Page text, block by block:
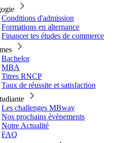
Conditions d'admission
Formations en alternance
Financer tes études de commerce
Bachelor
MBA
Titres RNCP
Taux de réussite et satisfaction
Les challenges MBway
Nos prochains évènements
Notre Actualité
FAQ